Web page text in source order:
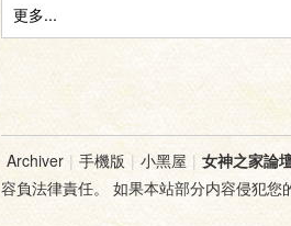
神
更多...
Archiver | 手機版 | 小黑屋 | 女神之家論
容負法律責任。 如果本站部分内容侵犯